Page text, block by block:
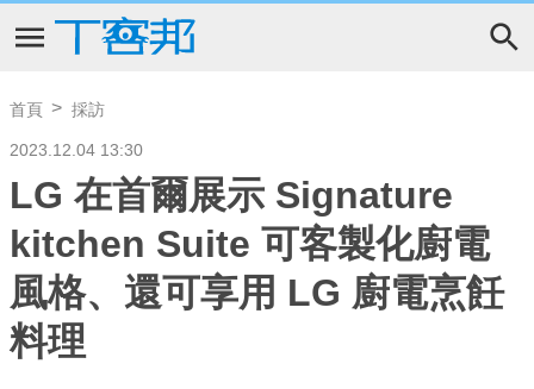
首頁 採訪
2023.12.04 13:30
LG 在首爾展示 Signature
kitchen Suite 可客製化廚電
風格、還可享用 LG 廚電烹飪
料理